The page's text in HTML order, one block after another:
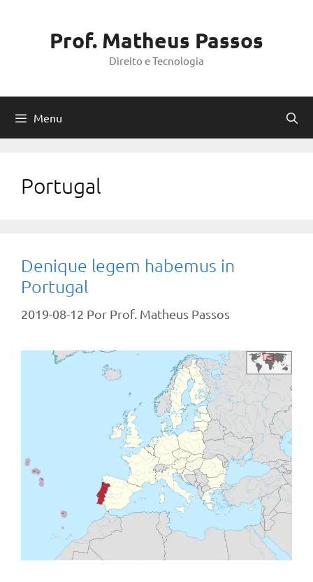
Prof. Matheus Passos
Direito e Tecnologia
Menu
Portugal
Denique legem habemus in
Portugal
2019-08-12 Por Prof. Matheus Passos